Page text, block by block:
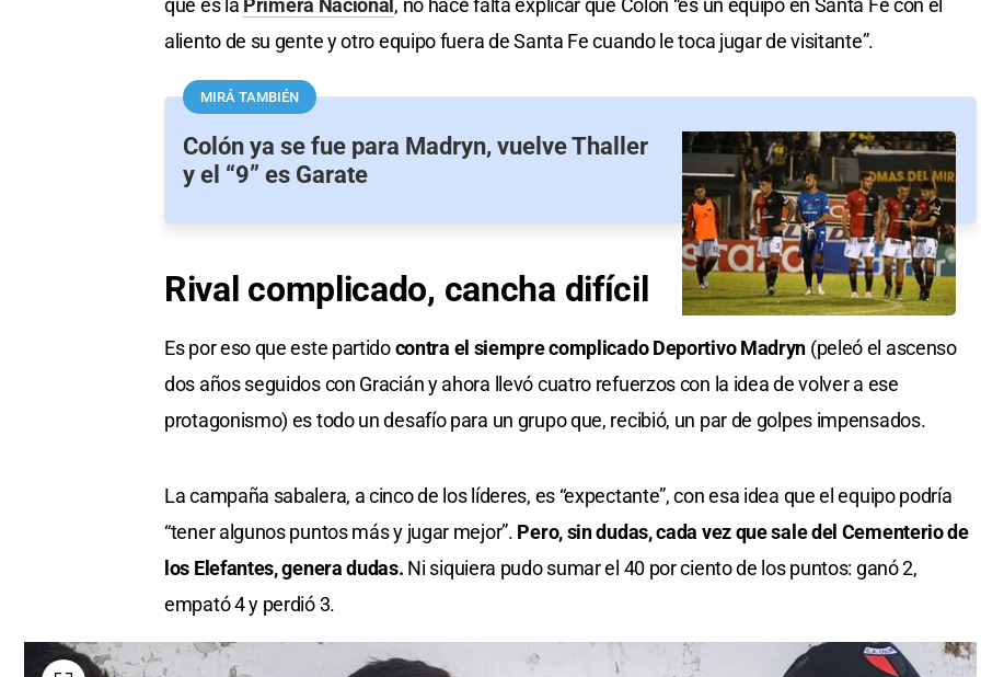
que es la Primera Nacional , no hace falta explicar que Colón “es un equipo en Santa Fe con el
aliento de su gente y otro equipo fuera de Santa Fe cuando le toca jugar de visitante”.
MIRÁ TAMBIÉN
Colón ya se fue para Madryn, vuelve Thaller
y el “9” es Garate
Rival complicado, cancha difícil
Es por eso que este partidocontra el siempre complicado Deportivo Madryn (peleó el ascenso
dos años seguidos con Gracián y ahora llevó cuatro refuerzos con la idea de volver a ese
protagonismo) es todo un desafío para un grupo que, recibió, un par de golpes impensados.
La campaña sabalera, a cinco de los líderes, es “expectante”, con esa idea que el equipo podría
“tener algunos puntos más y jugar mejor”. Pero, sin dudas, cada vez que sale del Cementerio de
los Elefantes, genera dudas. Ni siquiera pudo sumar el 40 por ciento de los puntos: ganó 2,
empató 4 y perdió 3.